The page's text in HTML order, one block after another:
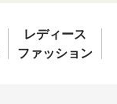
レディース
ファッション